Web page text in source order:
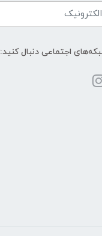
اجتماعی دنبال کنید: